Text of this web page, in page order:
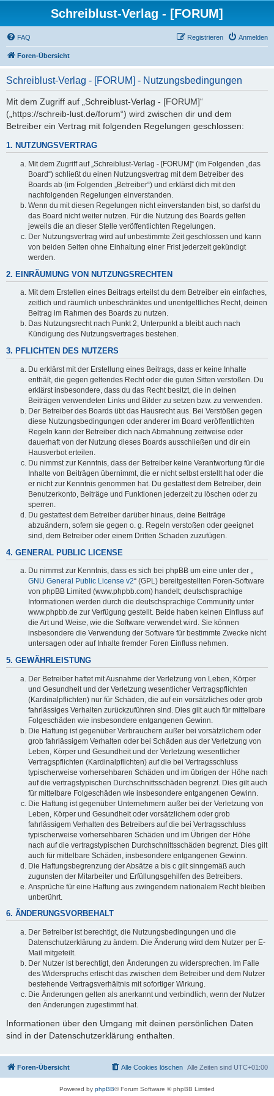
Schreiblust-Verlag - [FORUM]
FAQ Anmelden
Registrieren
Foren-Übersicht
Schreiblust-Verlag - [FORUM] - Nutzungsbedingungen
Mit dem Zugriff auf „Schreiblust-Verlag - [FORUM]“
(„https://schreib-lust.de/forum“) wird zwischen dir und dem
Betreiber ein Vertrag mit folgenden Regelungen geschlossen:
1. NUTZUNGSVERTRAG
Mit dem Zugriff auf „Schreiblust-Verlag - [FORUM]“ (im Folgenden „das
Board“) schließt du einen Nutzungsvertrag mit dem Betreiber des
Boards ab (im Folgenden „Betreiber“) und erklärst dich mit den
nachfolgenden Regelungen einverstanden.
Wenn du mit diesen Regelungen nicht einverstanden bist, so darfst du
das Board nicht weiter nutzen. Für die Nutzung des Boards gelten
jeweils die an dieser Stelle veröffentlichten Regelungen.
Der Nutzungsvertrag wird auf unbestimmte Zeit geschlossen und kann
von beiden Seiten ohne Einhaltung einer Frist jederzeit gekündigt
werden.
2. EINRÄUMUNG VON NUTZUNGSRECHTEN
Mit dem Erstellen eines Beitrags erteilst du dem Betreiber ein einfaches,
zeitlich und räumlich unbeschränktes und unentgeltliches Recht, deinen
Beitrag im Rahmen des Boards zu nutzen.
Das Nutzungsrecht nach Punkt 2, Unterpunkt a bleibt auch nach
Kündigung des Nutzungsvertrages bestehen.
3. PFLICHTEN DES NUTZERS
Du erklärst mit der Erstellung eines Beitrags, dass er keine Inhalte
enthält, die gegen geltendes Recht oder die guten Sitten verstoßen. Du
erklärst insbesondere, dass du das Recht besitzt, die in deinen
Beiträgen verwendeten Links und Bilder zu setzen bzw. zu verwenden.
Der Betreiber des Boards übt das Hausrecht aus. Bei Verstößen gegen
diese Nutzungsbedingungen oder anderer im Board veröffentlichten
Regeln kann der Betreiber dich nach Abmahnung zeitweise oder
dauerhaft von der Nutzung dieses Boards ausschließen und dir ein
Hausverbot erteilen.
Du nimmst zur Kenntnis, dass der Betreiber keine Verantwortung für die
Inhalte von Beiträgen übernimmt, die er nicht selbst erstellt hat oder die
er nicht zur Kenntnis genommen hat. Du gestattest dem Betreiber, dein
Benutzerkonto, Beiträge und Funktionen jederzeit zu löschen oder zu
sperren.
Du gestattest dem Betreiber darüber hinaus, deine Beiträge
abzuändern, sofern sie gegen o. g. Regeln verstoßen oder geeignet
sind, dem Betreiber oder einem Dritten Schaden zuzufügen.
4. GENERAL PUBLIC LICENSE
Du nimmst zur Kenntnis, dass es sich bei phpBB um eine unter der „
GNU General Public License v2“ (GPL) bereitgestellten Foren-Software
von phpBB Limited (www.phpbb.com) handelt; deutschsprachige
Informationen werden durch die deutschsprachige Community unter
www.phpbb.de zur Verfügung gestellt. Beide haben keinen Einfluss auf
die Art und Weise, wie die Software verwendet wird. Sie können
insbesondere die Verwendung der Software für bestimmte Zwecke nicht
untersagen oder auf Inhalte fremder Foren Einfluss nehmen.
5. GEWÄHRLEISTUNG
Der Betreiber haftet mit Ausnahme der Verletzung von Leben, Körper
und Gesundheit und der Verletzung wesentlicher Vertragspflichten
(Kardinalpflichten) nur für Schäden, die auf ein vorsätzliches oder grob
fahrlässiges Verhalten zurückzuführen sind. Dies gilt auch für mittelbare
Folgeschäden wie insbesondere entgangenen Gewinn.
Die Haftung ist gegenüber Verbrauchern außer bei vorsätzlichem oder
grob fahrlässigem Verhalten oder bei Schäden aus der Verletzung von
Leben, Körper und Gesundheit und der Verletzung wesentlicher
Vertragspflichten (Kardinalpflichten) auf die bei Vertragsschluss
typischerweise vorhersehbaren Schäden und im übrigen der Höhe nach
auf die vertragstypischen Durchschnittsschäden begrenzt. Dies gilt auch
für mittelbare Folgeschäden wie insbesondere entgangenen Gewinn.
Die Haftung ist gegenüber Unternehmern außer bei der Verletzung von
Leben, Körper und Gesundheit oder vorsätzlichem oder grob
fahrlässigem Verhalten des Betreibers auf die bei Vertragsschluss
typischerweise vorhersehbaren Schäden und im Übrigen der Höhe
nach auf die vertragstypischen Durchschnittsschäden begrenzt. Dies gilt
auch für mittelbare Schäden, insbesondere entgangenen Gewinn.
Die Haftungsbegrenzung der Absätze a bis c gilt sinngemäß auch
zugunsten der Mitarbeiter und Erfüllungsgehilfen des Betreibers.
Ansprüche für eine Haftung aus zwingendem nationalem Recht bleiben
unberührt.
6. ÄNDERUNGSVORBEHALT
Der Betreiber ist berechtigt, die Nutzungsbedingungen und die
Datenschutzerklärung zu ändern. Die Änderung wird dem Nutzer per E-
Mail mitgeteilt.
Der Nutzer ist berechtigt, den Änderungen zu widersprechen. Im Falle
des Widerspruchs erlischt das zwischen dem Betreiber und dem Nutzer
bestehende Vertragsverhältnis mit sofortiger Wirkung.
Die Änderungen gelten als anerkannt und verbindlich, wenn der Nutzer
den Änderungen zugestimmt hat.
Informationen über den Umgang mit deinen persönlichen Daten
sind in der Datenschutzerklärung enthalten.
Foren-Übersicht Alle Zeiten sind UTC+01:00
Alle Cookies löschen
Powered by phpBB® Forum Software © phpBB Limited